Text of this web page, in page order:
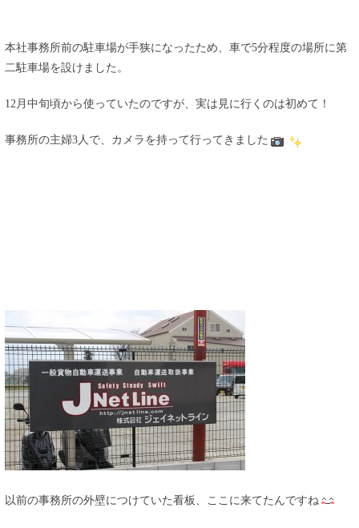
本社事務所前の駐車場が手狭になったため、車で5分程度の場所に第
二駐車場を設けました。
12月中旬頃から使っていたのですが、実は見に行くのは初めて！
事務所の主婦3人で、カメラを持って行ってきました
以前の事務所の外壁につけていた看板、ここに来てたんですね